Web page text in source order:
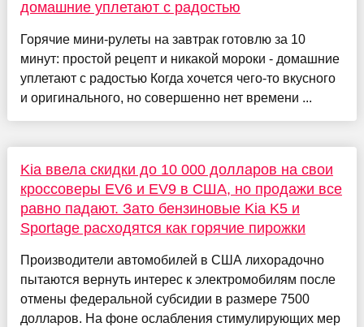
домашние уплетают с радостью
Горячие мини-рулеты на завтрак готовлю за 10
минут: простой рецепт и никакой мороки - домашние
уплетают с радостью Когда хочется чего-то вкусного
и оригинального, но совершенно нет времени ...
Kia ввела скидки до 10 000 долларов на свои
кроссоверы EV6 и EV9 в США, но продажи все
равно падают. Зато бензиновые Kia K5 и
Sportage расходятся как горячие пирожки
Производители автомобилей в США лихорадочно
пытаются вернуть интерес к электромобилям после
отмены федеральной субсидии в размере 7500
долларов. На фоне ослабления стимулирующих мер